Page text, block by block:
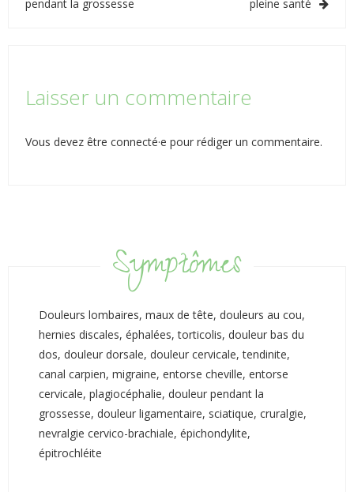
l’article
pendant la grossesse
pleine santé
Laisser un commentaire
Vous devez être connecté·e pour rédiger un commentaire.
Symptômes
Douleurs lombaires, maux de tête, douleurs au cou,
hernies discales, éphalées, torticolis, douleur bas du
dos, douleur dorsale, douleur cervicale, tendinite,
canal carpien, migraine, entorse cheville, entorse
cervicale, plagiocéphalie, douleur pendant la
grossesse, douleur ligamentaire, sciatique, cruralgie,
nevralgie cervico-brachiale, épichondylite,
épitrochléite